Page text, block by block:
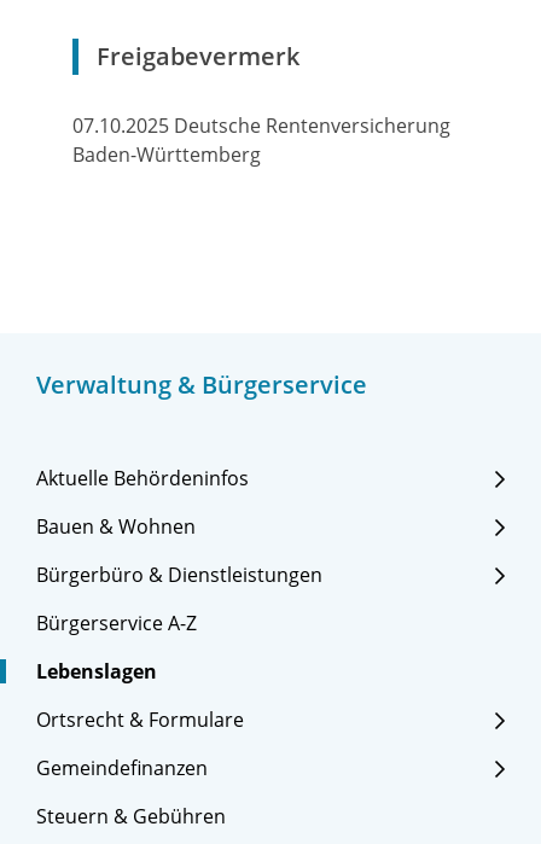
Verwaltung & Bürgerservice
Aktuelle Behördeninfos
Bauen & Wohnen
Bürgerbüro & Dienstleistungen
Bürgerservice A-Z
Lebenslagen
Ortsrecht & Formulare
Gemeindefinanzen
Steuern & Gebühren
Freigabevermerk
07.10.2025 Deutsche Rentenversicherung
Baden-Württemberg